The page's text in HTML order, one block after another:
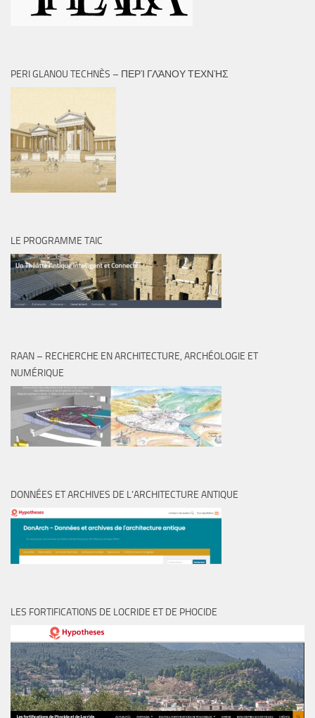
PERI GLANOU TECHNÈS – ΠΕΡῚ ΓΛΆΝΟΥ ΤΕΧΝῊΣ
LE PROGRAMME TAIC
RAAN – RECHERCHE EN ARCHITECTURE, ARCHÉOLOGIE ET
NUMÉRIQUE
DONNÉES ET ARCHIVES DE L’ARCHITECTURE ANTIQUE
LES FORTIFICATIONS DE LOCRIDE ET DE PHOCIDE